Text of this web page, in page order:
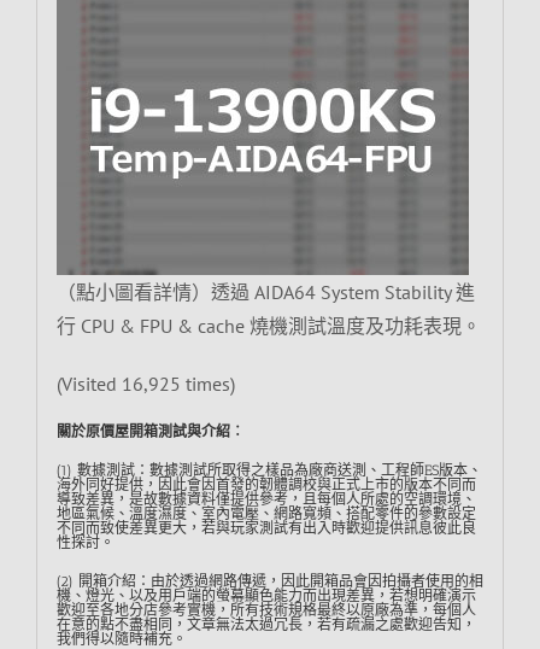
（點小圖看詳情）透過 AIDA64 System Stability 進
行 CPU & FPU & cache 燒機測試溫度及功耗表現。
(Visited 16,925 times)
關於原價屋開箱測試與介紹︰
(1) 數據測試：數據測試所取得之樣品為廠商送測、工程師ES版本、
海外同好提供，因此會因首發的韌體調校與正式上市的版本不同而
導致差異，是故數據資料僅提供參考，且每個人所處的空調環境、
地區氣候、溫度濕度、室內電壓、網路寬頻、搭配零件的參數設定
不同而致使差異更大，若與玩家測試有出入時歡迎提供訊息彼此良
性探討。
(2) 開箱介紹：由於透過網路傳遞，因此開箱品會因拍攝者使用的相
機、燈光、以及用戶端的螢幕顯色能力而出現差異，若想明確演示
歡迎至各地分店參考實機，所有技術規格最終以原廠為準，每個人
在意的點不盡相同，文章無法太過冗長，若有疏漏之處歡迎告知，
我們得以隨時補充。